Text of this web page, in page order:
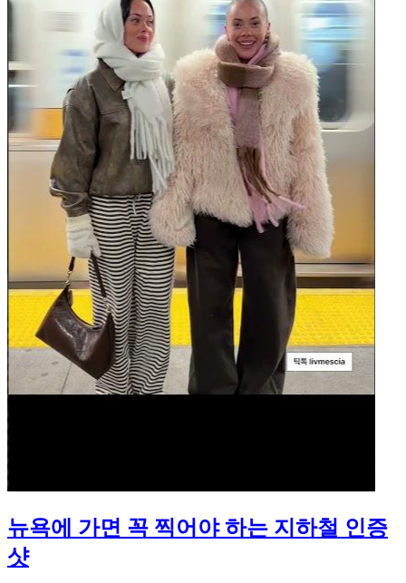
뉴욕에 가면 꼭 찍어야 하는 지하철 인증
샷